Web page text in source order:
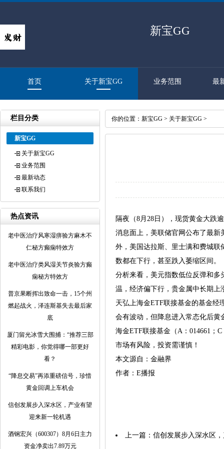
新宝GG
首页 关于新宝GG 业务范围 最
栏目分类
新宝GG
关于新宝GG
业务范围
最新动态
联系我们
热点资讯
老中医治疗风寒湿痹验方麻木不
仁秘方癫痫特效方
老中医治疗类风湿关节炎验方癫
痫秘方特效方
普京果断挥出致命一击，15个州
燃起战火，泽连斯基失去最后家
底
厦门留光冰雪大围捕：“推荐三部
精彩电影，你觉得哪一部更好
看？
“降息交易”再添重磅信号，珍惜
黄金回调上车机会
信创发展步入深水区，产业有望
迎来新一轮机遇
酒钢宏兴（600307）8月6日主力
资金净卖出7.89万元
你的位置： 新宝GG > 关于新宝GG >
隔夜（8月28日），现货黄金大跌
消息面上，美联储官网公布了最新
外，美国达拉斯、里士满和费城
数都在下行，甚至跌入萎缩区间。
分析来看，美元指数低位反弹和
温，经济偏下行，贵金属中长期上
天弘上海金ETF联接基金的基金经
会有波动，但降息进入常态化后黄
海金ETF联接基金（A：014661；
市场有风险，投资需谨慎！
本文源自：金融界
作者：E播报
上一篇： 信创发展步入深水区